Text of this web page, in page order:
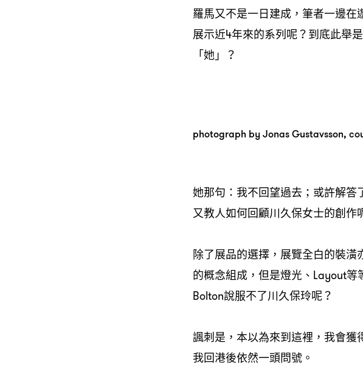
羅馬又不是一日建成，筆者一邊
展示近4年來的系列呢？到底此舉
「她」？
photograph by Jonas Gustavsson,
她那句： 我不回望過去 ；或許解
又教人如何回顧川久保女士的創作
除了展品的選擇，展覽全白的裝
的概念組成，但是燈光、Layout
Bolton說服不了川久保玲呢？
諷刺是，本以為來到這裡，我會
我回港後依然一頭問號。